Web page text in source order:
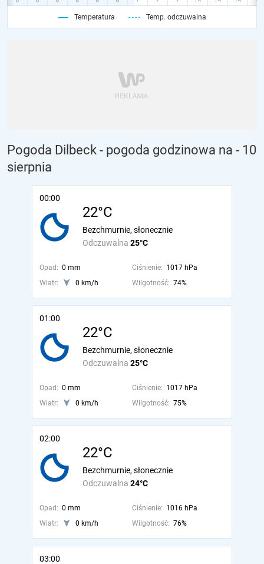
Temperatura Temp. odczuwalna
Pogoda Dilbeck - pogoda godzinowa na - 10
sierpnia
00:00
22°C
Odczuwalna 25°C
Bezchmurnie, słonecznie
Opad: 0 mm Ciśnienie: 1017 hPa
Wiatr:
0 km/h Wilgotność: 74%
01:00
22°C
Odczuwalna 25°C
Bezchmurnie, słonecznie
Opad: 0 mm Ciśnienie: 1017 hPa
Wiatr:
0 km/h Wilgotność: 75%
02:00
22°C
Odczuwalna 24°C
Bezchmurnie, słonecznie
Opad: 0 mm Ciśnienie: 1016 hPa
Wiatr:
0 km/h Wilgotność: 76%
03:00